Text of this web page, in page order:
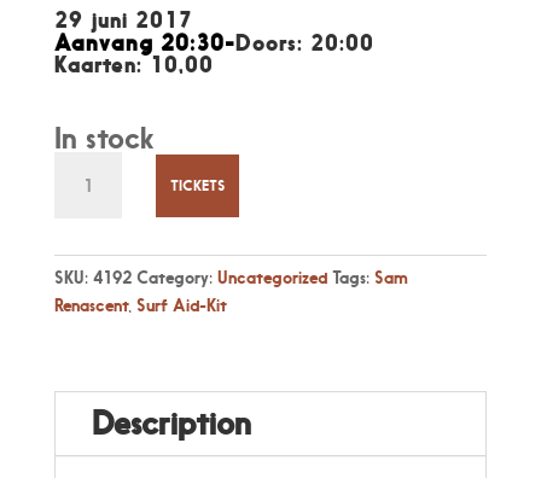
29 juni 2017
Aanvang 20:30-Doors: 20:00
Kaarten: 10,00
In stock
Concert
29
juni,
20:30
met
"Sam
Renascent"
TICKETS
SKU: 4192 Category: Uncategorized Tags: Sam
Renascent, Surf Aid-Kit
Description